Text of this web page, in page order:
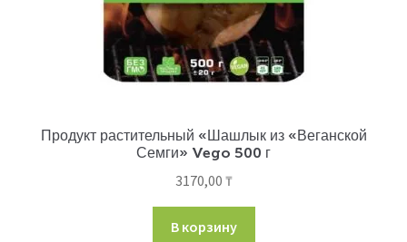
Продукт растительный «Шашлык из «Веганской
Семги» Vego 500 г
3170,00 ₸
В корзину